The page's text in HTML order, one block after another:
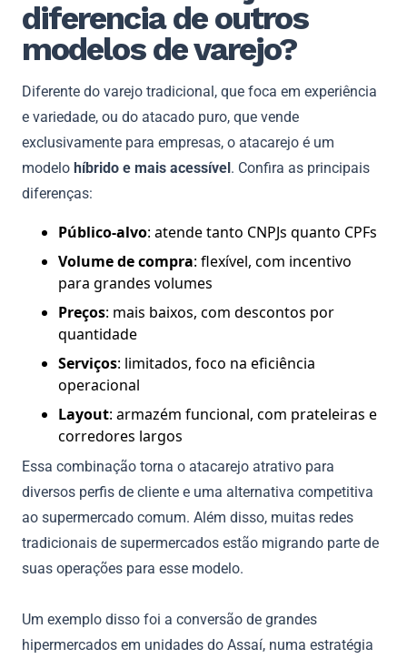
diferencia de outros
modelos de varejo?
Diferente do varejo tradicional, que foca em experiência
e variedade, ou do atacado puro, que vende
exclusivamente para empresas, o atacarejo é um
modelo híbrido e mais acessível. Confira as principais
diferenças:
Público-alvo: atende tanto CNPJs quanto CPFs
Volume de compra: flexível, com incentivo
para grandes volumes
Preços: mais baixos, com descontos por
quantidade
Serviços: limitados, foco na eficiência
operacional
Layout: armazém funcional, com prateleiras e
corredores largos
Essa combinação torna o atacarejo atrativo para
diversos perfis de cliente e uma alternativa competitiva
ao supermercado comum. Além disso, muitas redes
tradicionais de supermercados estão migrando parte de
suas operações para esse modelo.
Um exemplo disso foi a conversão de grandes
hipermercados em unidades do Assaí, numa estratégia